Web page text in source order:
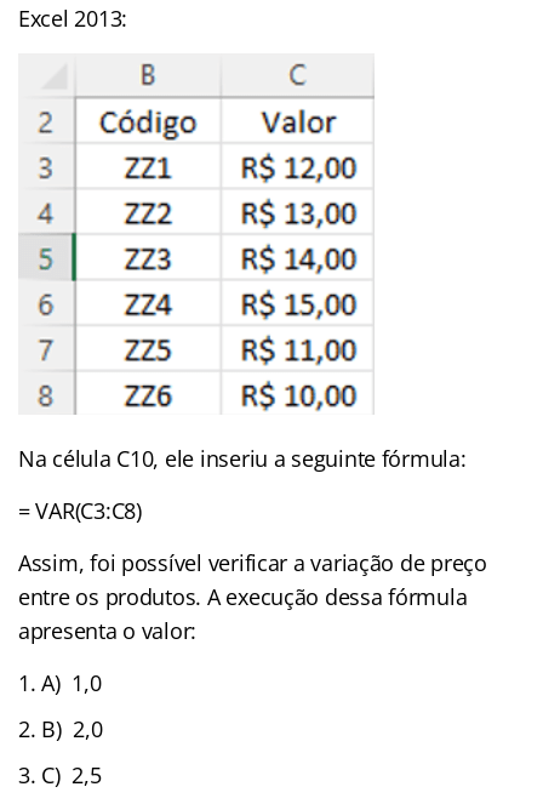
Excel 2013:
Na célula C10, ele inseriu a seguinte fórmula:
= VAR(C3:C8)
Assim, foi possível verificar a variação de preço
entre os produtos. A execução dessa fórmula
apresenta o valor:
A) 1,0
B) 2,0
C) 2,5